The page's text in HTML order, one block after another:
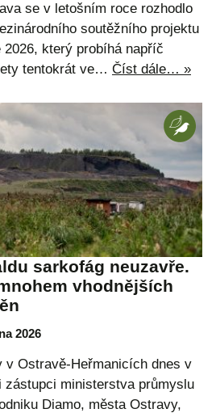
se v letošním roce rozhodlo
soutěžního projektu
který probíhá napříč
tentokrát ve… Číst dále… »
sarkofág neuzavře.
vhodnějších
2026
v Ostravě-Heřmanicích dnes v
zástupci ministerstva průmyslu
Diamo, města Ostravy,